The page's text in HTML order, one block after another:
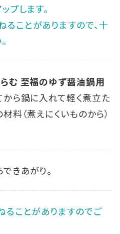
プします。
ことがありますので、十
む 至福のゆず醤油鍋用
から鍋に入れて軽く煮立た
料（煮えにくいものから）
きあがり。
ことがありますのでご